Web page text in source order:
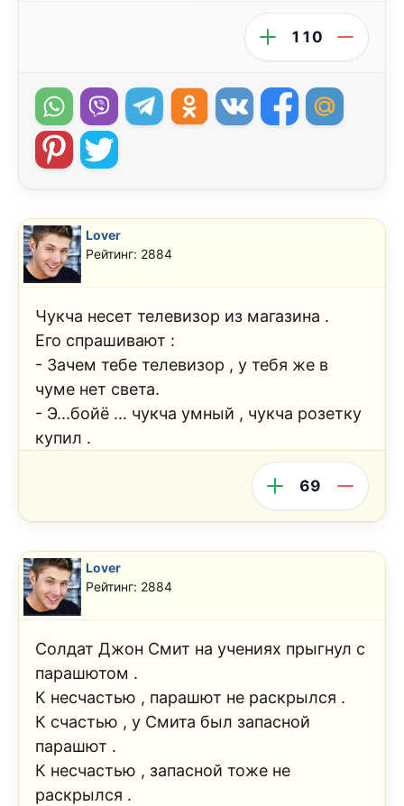
110
Lover
Рейтинг: 2884
Чукча несет телевизор из магазина .
Его спрашивают :
- Зачем тебе телевизор , у тебя же в
чуме нет света.
- Э...бойё ... чукча умный , чукча розетку
купил .
69
Lover
Рейтинг: 2884
Солдат Джон Смит на учениях прыгнул с
парашютом .
К несчастью , парашют не раскрылся .
К счастью , у Смита был запасной
парашют .
К несчастью , запасной тоже не
раскрылся .